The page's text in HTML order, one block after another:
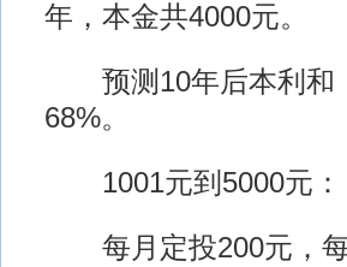
年，本金共4000元。
预测10年后本利和
68%。
1001元到5000元：
每月定投200元，每